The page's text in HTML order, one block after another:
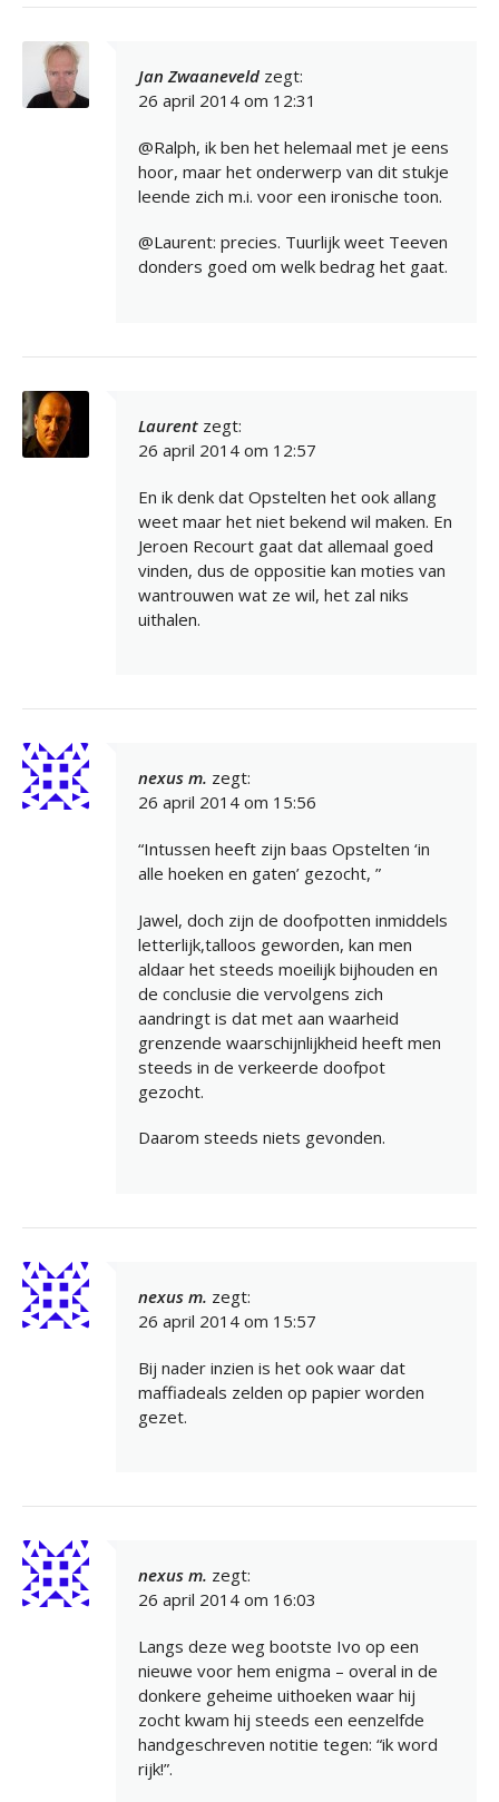
Jan Zwaaneveld zegt:
26 april 2014 om 12:31
@Ralph, ik ben het helemaal met je eens
hoor, maar het onderwerp van dit stukje
leende zich m.i. voor een ironische toon.
@Laurent: precies. Tuurlijk weet Teeven
donders goed om welk bedrag het gaat.
Laurent zegt:
26 april 2014 om 12:57
En ik denk dat Opstelten het ook allang
weet maar het niet bekend wil maken. En
Jeroen Recourt gaat dat allemaal goed
vinden, dus de oppositie kan moties van
wantrouwen wat ze wil, het zal niks
uithalen.
nexus m. zegt:
26 april 2014 om 15:56
“Intussen heeft zijn baas Opstelten ‘in
alle hoeken en gaten’ gezocht, ”
Jawel, doch zijn de doofpotten inmiddels
letterlijk,talloos geworden, kan men
aldaar het steeds moeilijk bijhouden en
de conclusie die vervolgens zich
aandringt is dat met aan waarheid
grenzende waarschijnlijkheid heeft men
steeds in de verkeerde doofpot
gezocht.
Daarom steeds niets gevonden.
nexus m. zegt:
26 april 2014 om 15:57
Bij nader inzien is het ook waar dat
maffiadeals zelden op papier worden
gezet.
nexus m. zegt:
26 april 2014 om 16:03
Langs deze weg bootste Ivo op een
nieuwe voor hem enigma – overal in de
donkere geheime uithoeken waar hij
zocht kwam hij steeds een eenzelfde
handgeschreven notitie tegen: “ik word
rijk!”.